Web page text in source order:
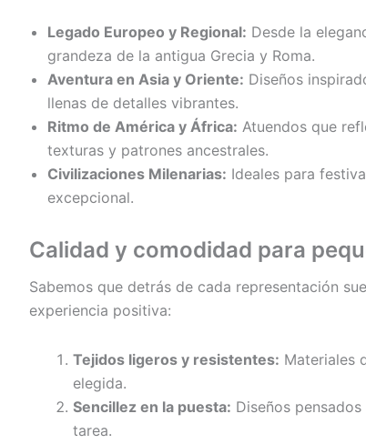
Legado Europeo y Regional: Desde la
grandeza de la antigua Grecia y Roma.
Aventura en Asia y Oriente: Diseños
llenas de detalles vibrantes.
Ritmo de América y África: Atuendos que
texturas y patrones ancestrales.
Civilizaciones Milenarias: Ideales para
excepcional.
Calidad y comodidad para
Sabemos que detrás de cada representación
experiencia positiva:
Tejidos ligeros y resistentes: Materiales
elegida.
Sencillez en la puesta: Diseños
tarea.